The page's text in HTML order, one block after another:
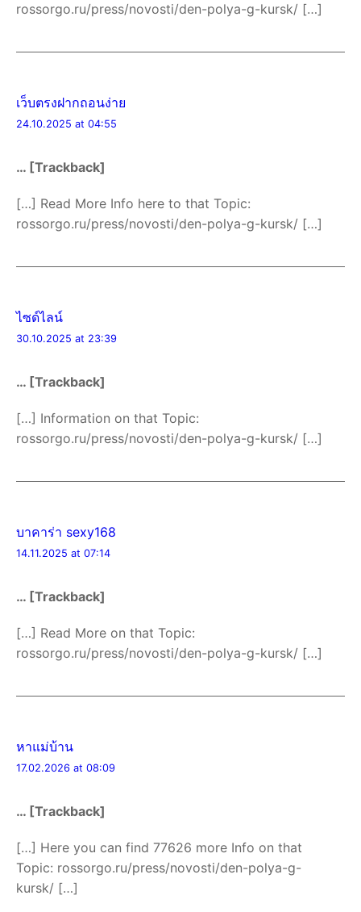
rossorgo.ru/press/novosti/den-polya-g-kursk/ […]
เว็บตรงฝากถอนง่าย
24.10.2025 at 04:55
… [Trackback]
[…] Read More Info here to that Topic:
rossorgo.ru/press/novosti/den-polya-g-kursk/ […]
ไซด์ไลน์
30.10.2025 at 23:39
… [Trackback]
[…] Information on that Topic:
rossorgo.ru/press/novosti/den-polya-g-kursk/ […]
บาคาร่า sexy168
14.11.2025 at 07:14
… [Trackback]
[…] Read More on that Topic:
rossorgo.ru/press/novosti/den-polya-g-kursk/ […]
หาแม่บ้าน
17.02.2026 at 08:09
… [Trackback]
[…] Here you can find 77626 more Info on that
Topic: rossorgo.ru/press/novosti/den-polya-g-
kursk/ […]